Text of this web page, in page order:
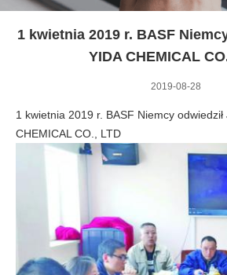
1 kwietnia 2019 r. BASF
YIDA CHEMICAL
2019-08-28
1 kwietnia 2019 r. BASF Niemcy odwiedził
CHEMICAL CO., LTD